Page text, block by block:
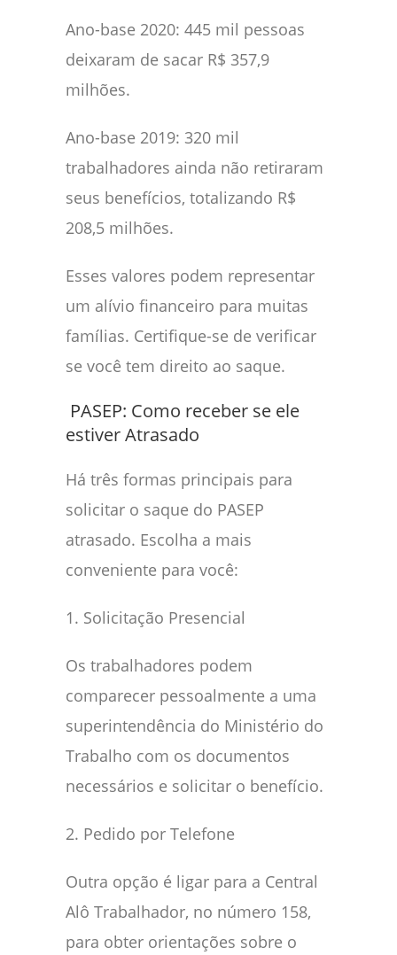
Ano-base 2020: 445 mil pessoas
deixaram de sacar R$ 357,9
milhões.
Ano-base 2019: 320 mil
trabalhadores ainda não retiraram
seus benefícios, totalizando R$
208,5 milhões.
Esses valores podem representar
um alívio financeiro para muitas
famílias. Certifique-se de verificar
se você tem direito ao saque.
PASEP: Como receber se ele
estiver Atrasado
Há três formas principais para
solicitar o saque do PASEP
atrasado. Escolha a mais
conveniente para você:
1. Solicitação Presencial
Os trabalhadores podem
comparecer pessoalmente a uma
superintendência do Ministério do
Trabalho com os documentos
necessários e solicitar o benefício.
2. Pedido por Telefone
Outra opção é ligar para a Central
Alô Trabalhador, no número 158,
para obter orientações sobre o